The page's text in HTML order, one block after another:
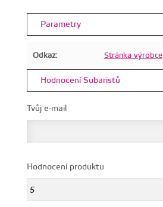
Parametry
Odkaz: Stránka výrobce
Hodnocení Subaristů
Tvůj e-mail
Hodnocení produktu